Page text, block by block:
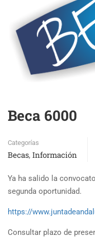
Beca 6000
Categorías
Becas, Información
Ya ha salido la
segunda oportunidad.
https://
Consultar plazo de